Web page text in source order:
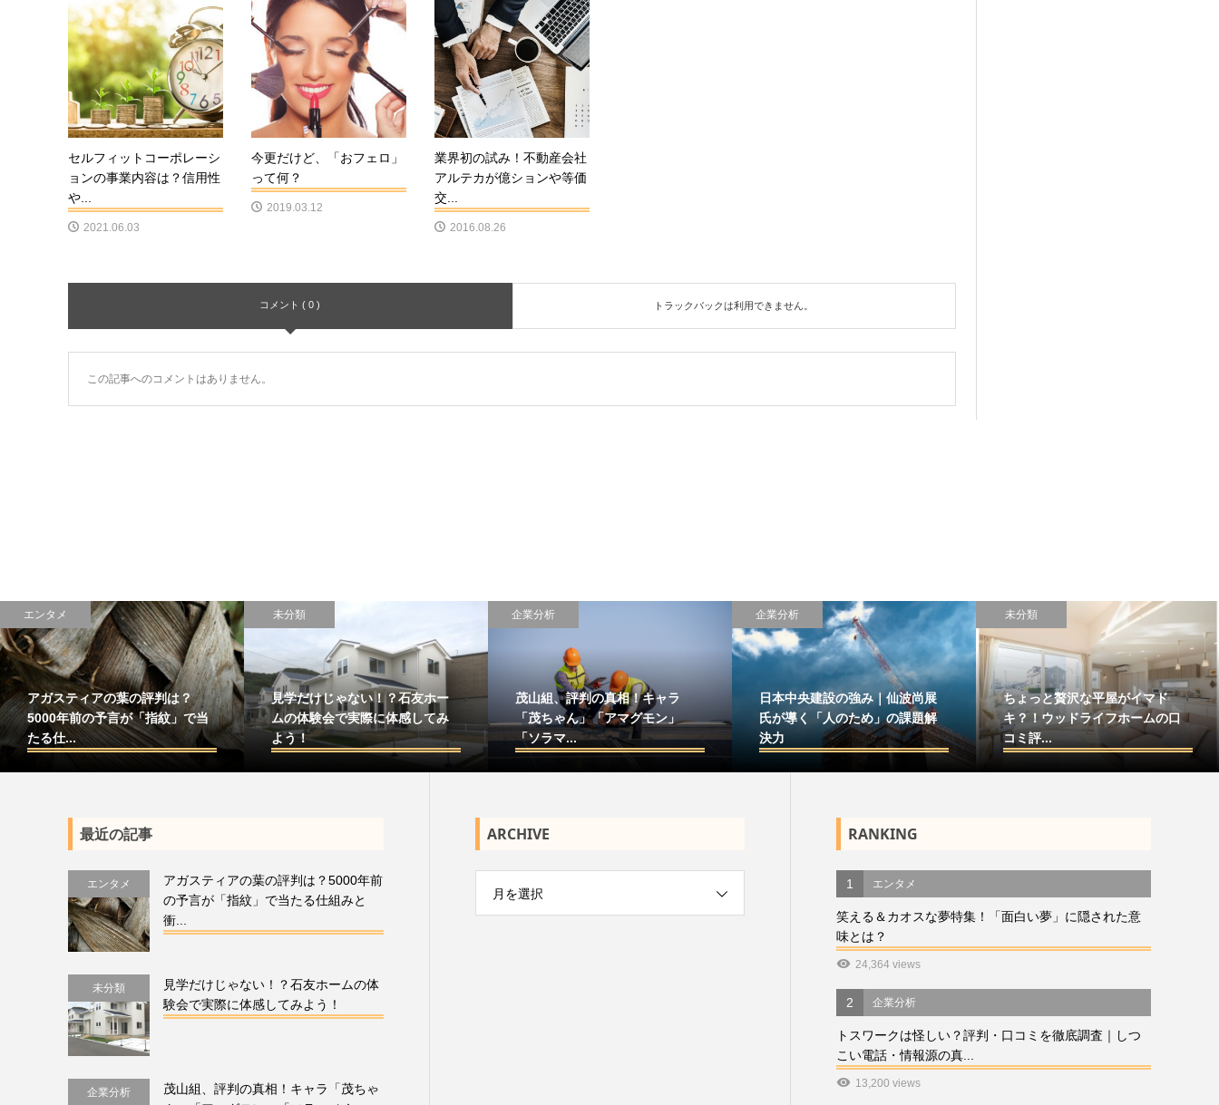
セルフィットコーポレーシ
ョンの事業内容は？信用性
や...
2021.06.03
今更だけど、「おフェロ」
って何？
2019.03.12
業界初の試み！不動産会社
アルテカが億ションや等価
交...
2016.08.26
コメント ( 0 ) トラックバックは利用できません。
この記事へのコメントはありません。
エンタメ
アガスティアの葉の評判は？
5000年前の予言が「指紋」で当
たる仕...
未分類
見学だけじゃない！？石友ホー
ムの体験会で実際に体感してみ
よう！
企業分析
茂山組、評判の真相！キャラ
「茂ちゃん」「アマグモン」
「ソラマ...
企業分析
日本中央建設の強み｜仙波尚展
氏が導く「人のため」の課題解
決力
未分類
ちょっと贅沢な平屋がイマド
キ？！ウッドライフホームの口
コミ評...
最近の記事
エンタメ
アガスティアの葉の評判は？5000年前
の予言が「指紋」で当たる仕組みと
衝...
未分類
見学だけじゃない！？石友ホームの体
験会で実際に体感してみよう！
企業分析
茂山組、評判の真相！キャラ「茂ちゃ
ARCHIVE
月を選択
RANKING
1 エンタメ
笑える＆カオスな夢特集！「面白い夢」に隠された意
味とは？
24,364 views
2 企業分析
トスワークは怪しい？評判・口コミを徹底調査｜しつ
こい電話・情報源の真...
13,200 views